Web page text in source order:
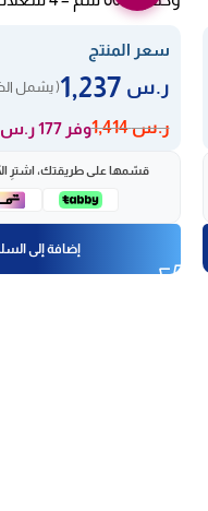
ستيلJE4009
سعر المنتج
ر.س 1,237 ( يشمل
ر.س1,414 وفر 177 ر.س
قسّمها على طريقتك، اشترِ
إضافة إلى